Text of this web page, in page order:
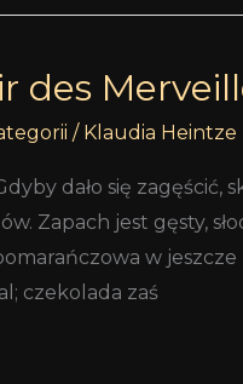
des
/ Klaudia Heintze
dało się
Zapach jest gęsty,
w
czekolada zaś